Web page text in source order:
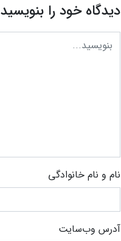
دیدگاه خود را بنویسید
نام و نام خانوادگی
آدرس وب‌سایت